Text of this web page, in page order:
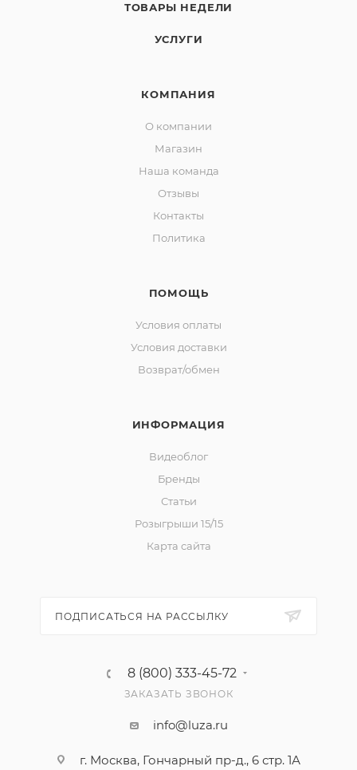
ТОВАРЫ НЕДЕЛИ
УСЛУГИ
КОМПАНИЯ
О компании
Магазин
Наша команда
Отзывы
Контакты
Политика
ПОМОЩЬ
Условия оплаты
Условия доставки
Возврат/обмен
ИНФОРМАЦИЯ
Видеоблог
Бренды
Статьи
Розыгрыши 15/15
Карта сайта
ПОДПИСАТЬСЯ НА РАССЫЛКУ
8 (800) 333-45-72
ЗАКАЗАТЬ ЗВОНОК
info@luza.ru
г. Москва, Гончарный пр-д., 6 стр. 1А